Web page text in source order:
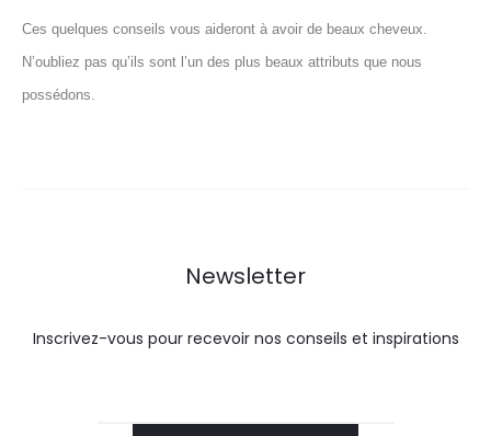
Ces quelques conseils vous aideront à avoir de beaux cheveux.
N’oubliez pas qu’ils sont l’un des plus beaux attributs que nous
possédons.
Newsletter
Inscrivez-vous pour recevoir nos conseils et inspirations